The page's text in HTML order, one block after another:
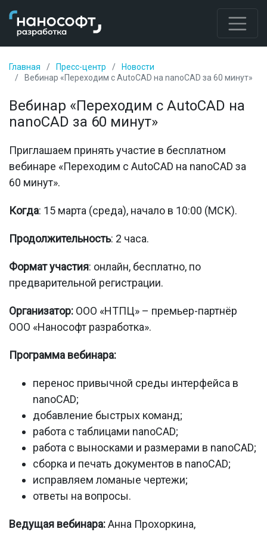
Главная Пресс-центр
Новости
Вебинар «Переходим с AutoCAD на nanoCAD за 60 минут»
Вебинар «Переходим с AutoCAD на
nanoCAD за 60 минут»
Приглашаем принять участие в бесплатном
вебинаре «Переходим с AutoCAD на nanoCAD за
60 минут».
Когда: 15 марта (среда), начало в 10:00 (МСК).
Продолжительность: 2 часа.
Формат участия: онлайн, бесплатно, по
предварительной регистрации.
Организатор: ООО «НТПЦ» – премьер-партнёр
ООО «Нанософт разработка».
Программа вебинара:
перенос привычной среды интерфейса в
nanoCAD;
добавление быстрых команд;
работа с таблицами nanoCAD;
работа с выносками и размерами в nanoCAD;
сборка и печать документов в nanoCAD;
исправляем ломаные чертежи;
ответы на вопросы.
Ведущая вебинара:Анна Прохоркина,